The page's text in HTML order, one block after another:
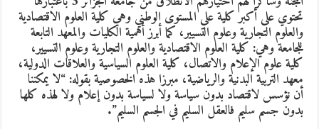
تحتوي على أكبر كلية على المستوى الوطني وهي كلية العلوم الاقتصادية
والعلوم التجارية وعلوم التسيير، كما أبرز أهمية الكليات والمعهد التابعة
للجامعة وهي: كلية العلوم الاقتصادية والعلوم التجارية وعلوم التسيير،
كلية علوم الإعلام والاتصال، كلية العلوم السياسية والعلاقات الدولية،
معهد التربية البدنية والرياضية، مبرزا هذه الخصوصية بقوله: “لا يمكننا
أن نؤسس لاقتصاد بدون سياسة ولا لسياسة بدون إعلام ولا لهذه كلها
بدون جسم سليم فالعقل السليم في الجسم السليم”.